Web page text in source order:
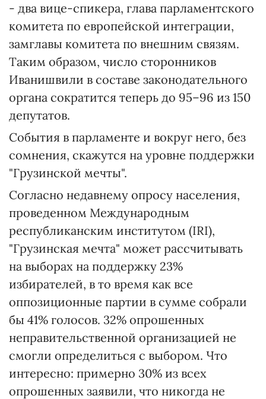
- два вице-спикера, глава парламентского
комитета по европейской интеграции,
замглавы комитета по внешним связям.
Таким образом, число сторонников
Иванишвили в составе законодательного
органа сократится теперь до 95–96 из 150
депутатов.
События в парламенте и вокруг него, без
сомнения, скажутся на уровне поддержки
"Грузинской мечты".
Согласно недавнему опросу населения,
проведенном Международным
республиканским институтом (IRI),
"Грузинская мечта" может рассчитывать
на выборах на поддержку 23%
избирателей, в то время как все
оппозиционные партии в сумме собрали
бы 41% голосов. 32% опрошенных
неправительственной организацией не
смогли определиться с выбором. Что
интересно: примерно 30% из всех
опрошенных заявили, что никогда не